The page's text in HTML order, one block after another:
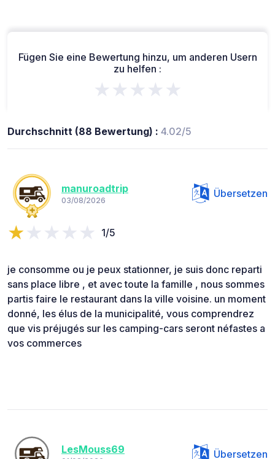
Fügen Sie eine Bewertung hinzu, um anderen Usern
zu helfen :
★★★★★
Durchschnitt (88 Bewertung) : 4.02/5
manuroadtrip
03/08/2026
Übersetzen
1/5
je consomme ou je peux stationner, je suis donc reparti
sans place libre , et avec toute la famille , nous sommes
partis faire le restaurant dans la ville voisine. un moment
donné, les élus de la municipalité, vous comprendrez
que vis préjugés sur les camping-cars seront néfastes a
vos commerces
LesMouss69 Übersetzen